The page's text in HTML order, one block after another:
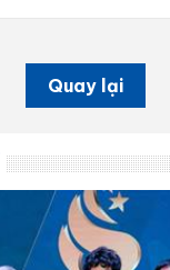
Quay lại